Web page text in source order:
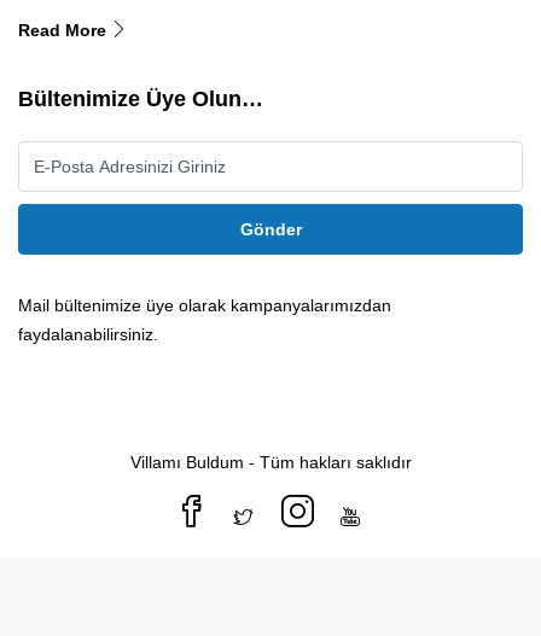
Read More
Bültenimize Üye Olun…
Gönder
Mail bültenimize üye olarak kampanyalarımızdan
faydalanabilirsiniz.
Villamı Buldum - Tüm hakları saklıdır